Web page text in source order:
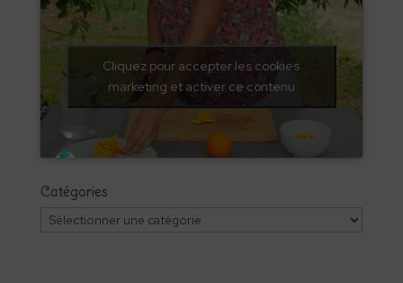
Cliquez pour accepter les cookies
marketing et activer ce contenu
Catégories
Catégories